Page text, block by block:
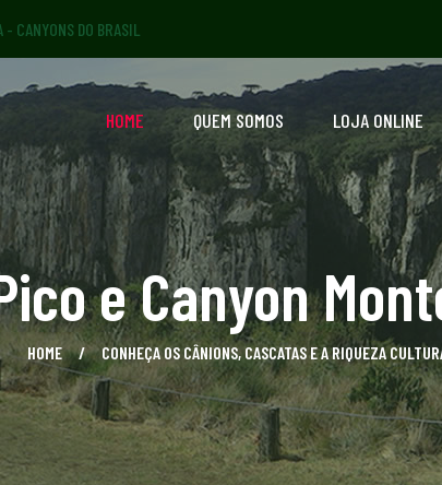
- CANYONS DO BRASIL
HOME QUEM SOMOS LOJA ONLINE
e Canyon
HOME CONHEÇA OS CÂNIONS, CASCATAS E A RIQUEZA